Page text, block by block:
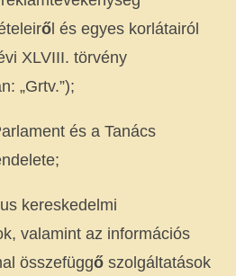
ő l és egyes korlátairól
XLVIII. törvény
„Grtv.”);
és a Tanács
kereskedelmi
valamint az információs
összefüggő szolgáltatások